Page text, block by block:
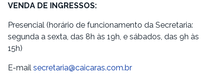
VENDA DE INGRESSOS:
Presencial (horário de funcionamento da Secretaria:
segunda a sexta, das 8h às 19h, e sábados, das 9h às
15h)
E-mail secretaria@caicaras.com.br